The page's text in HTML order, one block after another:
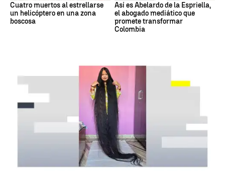
Cuatro muertos al estrellarse
un helicóptero en una zona
boscosa
Así es Abelardo de la Espriella,
el abogado mediático que
promete transformar
Colombia
RÉCORD GUINNESS